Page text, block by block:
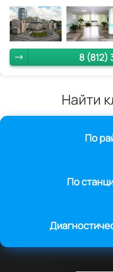
8 (812)
Найти
По
По